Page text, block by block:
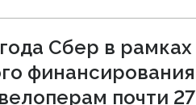
Сбер в рамках
финансирования
почти 27